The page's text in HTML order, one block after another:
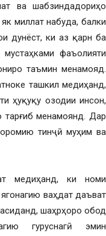
ва шабзиндадориҳо
миллат набуда, балки
дунёст, ки аз қарн ба
фаъолияти
таъмин менамояд.
ташкил медиҳанд,
ҳуқуқу озодии инсон,
тарғиб менамоянд. Дар
тинҷӣ муҳим ва
медиҳанд, ки номи
ваҳдат даъват
шаҳрҳоро обод
гуруснагӣ эмин